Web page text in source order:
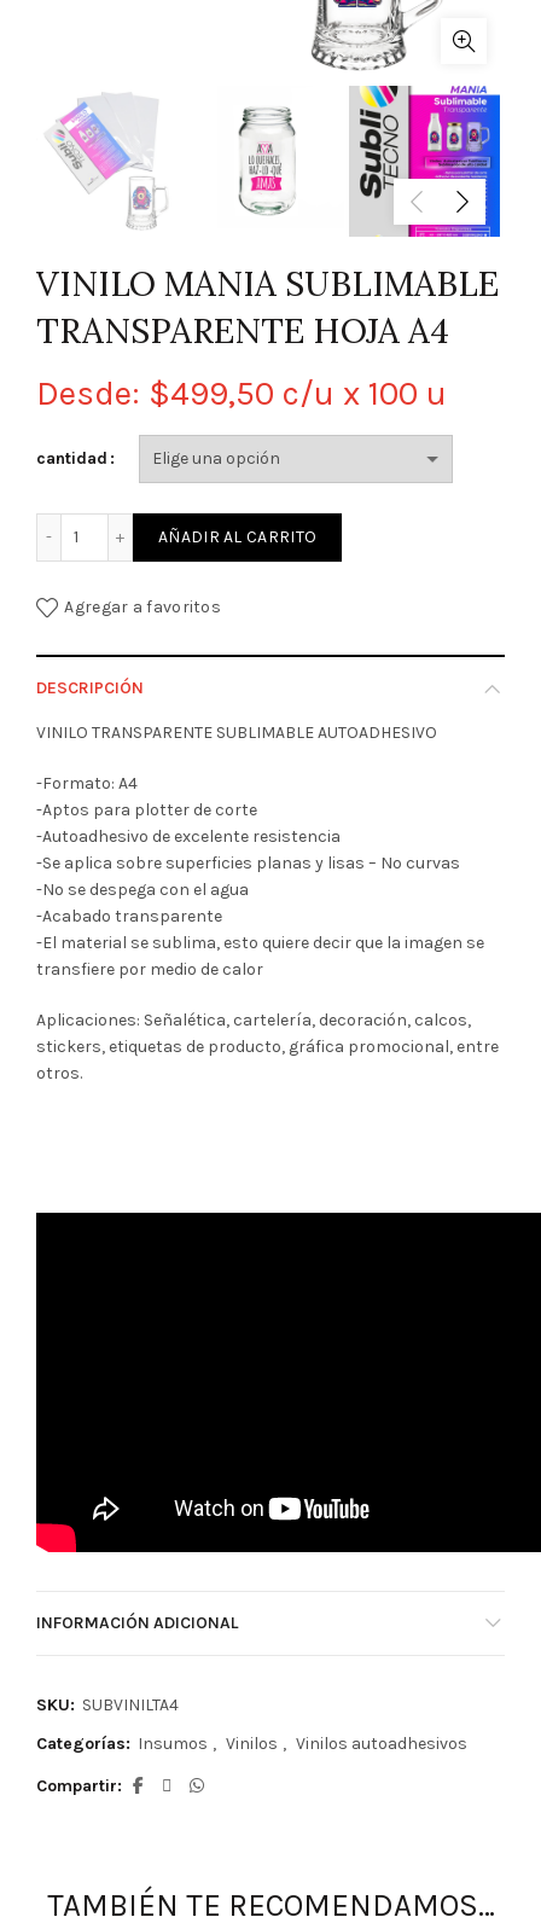
VINILO MANIA SUBLIMABLE
TRANSPARENTE HOJA A4
Desde: $499,50 c/u x 100 u
cantidad
VINILO MANIA SUBLIMABLE TRANSPARENTE HOJA A4
AÑADIR AL CARRITO
Agregar a favoritos
DESCRIPCIÓN
VINILO TRANSPARENTE SUBLIMABLE AUTOADHESIVO
-Formato: A4
-Aptos para plotter de corte
-Autoadhesivo de excelente resistencia
-Se aplica sobre superficies planas y lisas – No curvas
-No se despega con el agua
-Acabado transparente
-El material se sublima, esto quiere decir que la imagen se
transfiere por medio de calor
Aplicaciones: Señalética, cartelería, decoración, calcos,
stickers, etiquetas de producto, gráfica promocional, entre
otros.
INFORMACIÓN ADICIONAL
SKU: SUBVINILTA4
Categorías: Insumos , Vinilos , Vinilos autoadhesivos
Compartir
TAMBIÉN TE RECOMENDAMOS…